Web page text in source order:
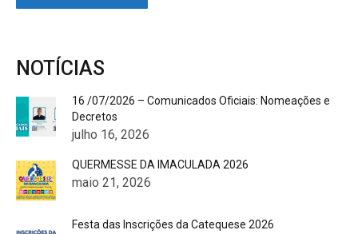
NOTÍCIAS
16 /07/2026 – Comunicados Oficiais: Nomeações e
Decretos
julho 16, 2026
QUERMESSE DA IMACULADA 2026
maio 21, 2026
Festa das Inscrições da Catequese 2026